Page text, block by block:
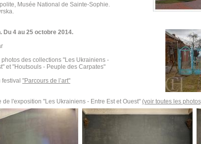
Musée National de Sainte-Sophie.
Du 4 au 25 octobre 2014.
photos des collections "Les Ukrainiens -
et "Houtsouls - Peuple des Carpates"
"Parcours de l’art"
de l'exposition "Les Ukrainiens - Entre Est et Ouest" (voir toutes les